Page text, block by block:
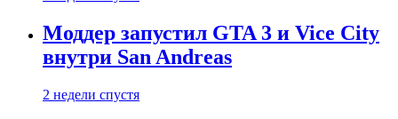
Моддер запустил GTA 3 и Vice City
внутри San Andreas
2 недели спустя